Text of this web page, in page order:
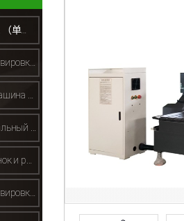
ЧПУ гравировальный станок （单头木工雕刻机）
ЧПУ маршрутизатор для гравировки камня （石材雕刻机）
ЧПУ маршрутизатор для гравировки металла （金属雕刻机）